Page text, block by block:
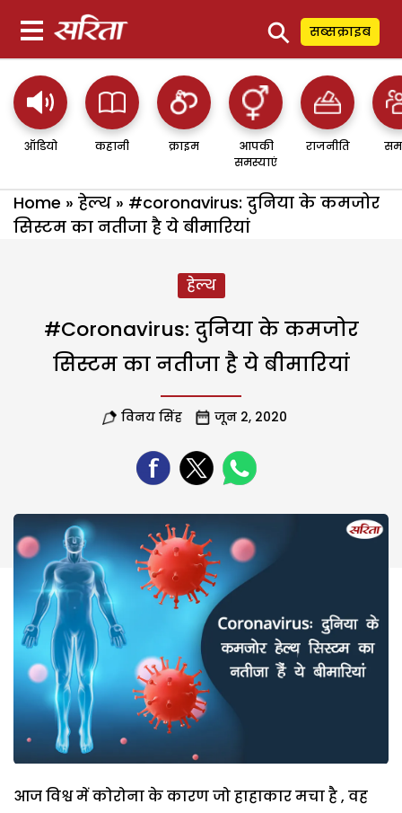
⚲ सब्सक्राइब
ऑडियो कहानी क्राइम
आपकी
समस्याएं
राजनीति
Home » हेल्थ » #coronavirus: दुनिया के कमजोर
सिस्टम का नतीजा है ये बीमारियां
हेल्थ
#coronavirus: दुनिया के कमजोर
सिस्टम का नतीजा है ये बीमारियां
विनय सिंह जून 2, 2020
आज विश्व में कोरोना के कारण जो हाहाकार मचा है , वह